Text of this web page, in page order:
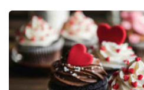
Přihlášení
Sledujte nás